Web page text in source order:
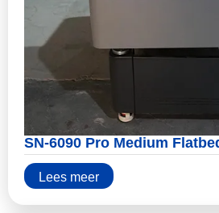
SN-6090 Pro Medium
Lees meer